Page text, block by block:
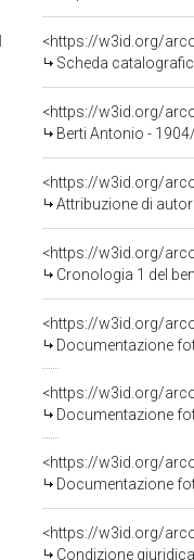
<https://w3id.org/
Scheda
<https://w3id.org/
Berti Antonio -
<https://w3id.org/
Attribuzione di
<https://w3id.org/
Cronologia 1 del
Documentazione
Documentazione
Documentazione
Condizione